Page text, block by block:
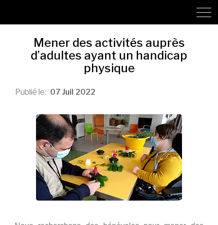
Mener des activités auprès
d’adultes ayant un handicap
physique
Juil
07 2022